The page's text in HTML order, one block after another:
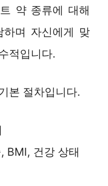
약 종류에 대해
하며 자신에게 맞
적입니다.
본 절차입니다.
BMI, 건강 상태